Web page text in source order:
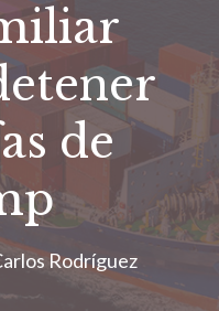
de
Rodríguez